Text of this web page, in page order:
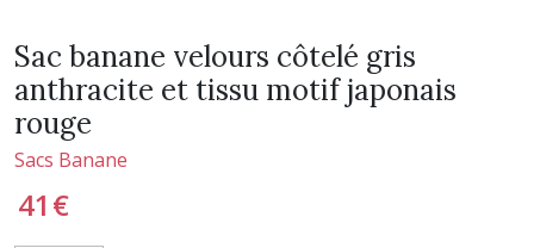
Sac banane velours côtelé gris
anthracite et tissu motif japonais
rouge
Sacs Banane
41 €